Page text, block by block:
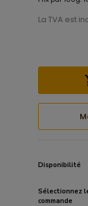
La TVA est
Disponibilité
Sélectionnez
commande